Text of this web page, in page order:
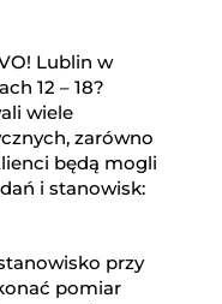
Lublin w
12 – 18?
wiele
zarówno
będą mogli
i stanowisk:
przy
pomiar